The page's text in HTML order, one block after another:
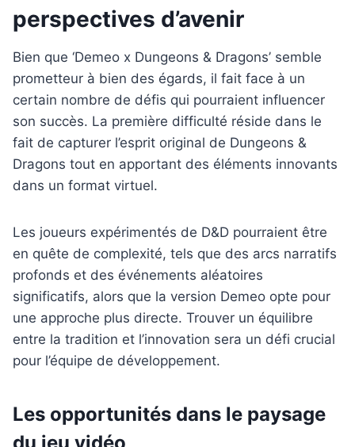
perspectives d’avenir
Bien que ‘Demeo x Dungeons & Dragons’ semble
prometteur à bien des égards, il fait face à un
certain nombre de défis qui pourraient influencer
son succès. La première difficulté réside dans le
fait de capturer l’esprit original de Dungeons &
Dragons tout en apportant des éléments innovants
dans un format virtuel.
Les joueurs expérimentés de D&D pourraient être
en quête de complexité, tels que des arcs narratifs
profonds et des événements aléatoires
significatifs, alors que la version Demeo opte pour
une approche plus directe. Trouver un équilibre
entre la tradition et l’innovation sera un défi crucial
pour l’équipe de développement.
Les opportunités dans le paysage
du jeu vidéo